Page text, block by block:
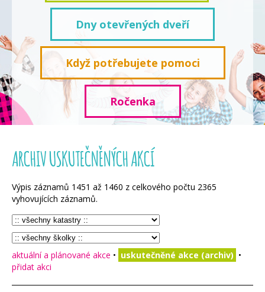
Dny otevřených dveří
Když potřebujete pomoci
Ročenka
ARCHIV USKUTEČNĚNÝCH AKCÍ
Výpis záznamů 1451 až 1460 z celkového počtu 2365
vyhovujících záznamů.
aktuální a plánované akce • uskutečněné akce (archiv) •
přidat akci